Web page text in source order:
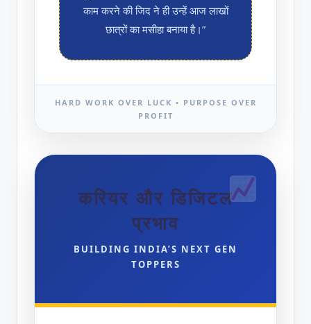
काम करने की जिद ने ही उन्हें आज लाखों
छात्रों का मसीहा बनाया है।”
HARD WORK OVER LUCK • PURPOSE OVER
PROFIT
करियर और डिजिटल
प्रभाव
BUILDING INDIA’S NEXT GEN
TOPPERS